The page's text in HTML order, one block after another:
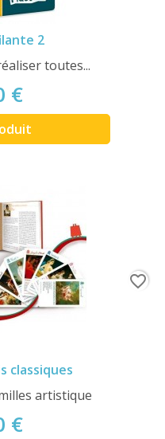
2
toutes...
€
classiques
artistique
€
favorite_border